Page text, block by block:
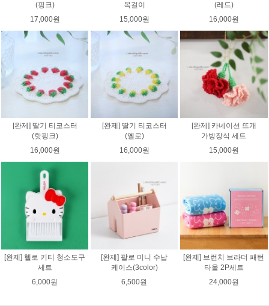
(핑크)
17,000원
목걸이
15,000원
(레드)
16,000원
[완제] 딸기 티코스터
(핫핑크)
16,000원
[완제] 딸기 티코스터
(옐로)
16,000원
[완제] 카네이션 뜨개
가방장식 세트
15,000원
[완제] 헬로 키티 청소도구
세트
6,000원
[완제] 팔로 미니 수납
케이스(3color)
6,500원
[완제] 브런치 브라더 패턴
타올 2P세트
24,000원